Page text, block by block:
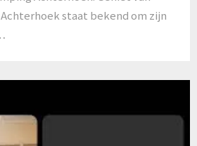
staat bekend om zijn